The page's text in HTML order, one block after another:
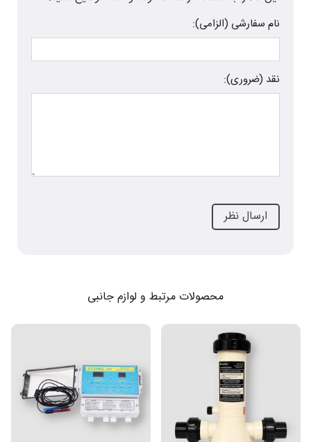
نام سفارشی (الزامی):
نقد (ضروری):
محصولات مرتبط و لوازم جانبی